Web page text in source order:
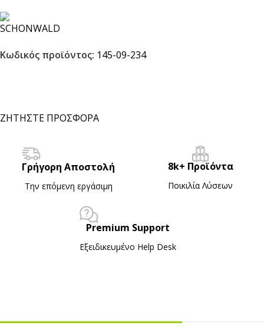
Κωδικός προϊόντος: 145-09-234
ΖΗΤΗΣΤΕ ΠΡΟΣΦΟΡΑ
Γρήγορη Αποστολή
Την επόμενη εργάσιμη
8k+ Προϊόντα
Ποικιλία Λύσεων
Premium Support
Εξειδικευμένο Ηelp Desk